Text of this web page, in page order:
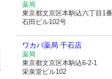
薬局
東京都文京区本駒込六丁目1
石田ビル102号
ワカバ薬局 千石店
薬局
東京都文京区本駒込6-2-1
栄泉堂ビル102